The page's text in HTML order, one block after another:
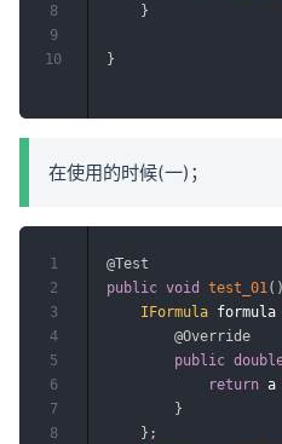
}
}
8
9
10
在使用的时候(一)；
@Test
public void test_01( )
IFormula formula
@Override
public
return a
}
} ;
1
2
3
4
5
6
7
8